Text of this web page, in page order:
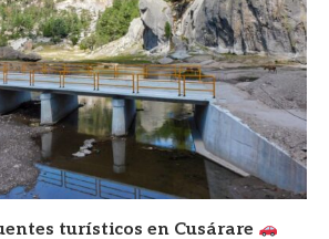
turísticos en Cusárare